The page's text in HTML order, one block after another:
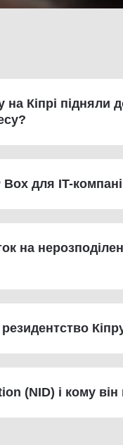
на Кіпрі підняли
для IT-
на
(NID) і кому він